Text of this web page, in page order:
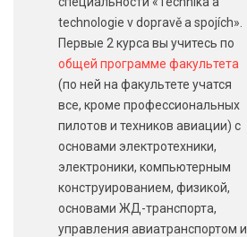
technologie v dopravě a spojích».
Первые 2 курса вы учитесь по
общей программе факультета
(по ней на факультете учатся
все, кроме профессиональных
пилотов и техников авиации) с
основами электротехники,
электроники, компьютерным
конструированием, физикой,
основами ЖД-транспорта,
управления авиатранспортом и